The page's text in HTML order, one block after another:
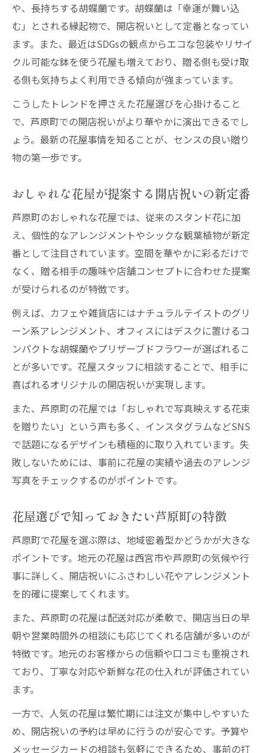
花屋の営業時間や定休日を事前に確認しよ
う
花屋の得意分野を活かした開店祝いの選択
肢
開店祝いの花屋選びで外せない地域性の工
夫
花屋の配達対応エリアを賢く利用する方法
信頼できる花屋で開店祝いを贈る極意
心感
花屋に相談して叶える開店祝いの最適解
花屋の提案力で差がつく開店祝いの選び方
花屋の信頼性が高まる口コミや評判の活用
術
開店祝いで花屋に依頼する際の注意点
開店祝いのマナーを花屋選びで押さえる
花屋選びから始める開店祝いマナーの基本
マナーを守る花屋のおすすめサービスとは
花屋が教える開店祝いでNGな花の選び方
花屋のアドバイスに学ぶ開店祝いのタブー
花屋が教える心に残る開店祝いの秘訣
花屋おすすめ開店祝いが心に響く理由
花屋が選ぶ印象的な開店祝いアレンジ例
花屋の工夫で開店祝いを特別な思い出に
花屋と相談して贈る心のこもった開店祝い
や、長持ちする胡蝶蘭です。胡蝶蘭は「幸運が舞い込
む」とされる縁起物で、開店祝いとして定番となってい
ます。また、最近はSDGsの観点からエコな包装やリサイ
クル可能な鉢を使う花屋も増えており、贈る側も受け取
る側も気持ちよく利用できる傾向が強まっています。
こうしたトレンドを押さえた花屋選びを心掛けること
で、芦原町での開店祝いがより華やかに演出できるでし
ょう。最新の花屋事情を知ることが、センスの良い贈り
物の第一歩です。
おしゃれな花屋が提案する開店祝いの新定番
芦原町のおしゃれな花屋では、従来のスタンド花に加
え、個性的なアレンジメントやシックな観葉植物が新定
番として注目されています。空間を華やかに彩るだけで
なく、贈る相手の趣味や店舗コンセプトに合わせた提案
が受けられるのが特徴です。
例えば、カフェや雑貨店にはナチュラルテイストのグリ
ーン系アレンジメント、オフィスにはデスクに置けるコ
ンパクトな胡蝶蘭やプリザーブドフラワーが選ばれるこ
とが多いです。花屋スタッフに相談することで、相手に
喜ばれるオリジナルの開店祝いが実現します。
また、芦原町の花屋では「おしゃれで写真映えする花束
を贈りたい」という声も多く、インスタグラムなどSNS
で話題になるデザインも積極的に取り入れています。失
敗しないためには、事前に花屋の実績や過去のアレンジ
写真をチェックするのがポイントです。
花屋選びで知っておきたい芦原町の特徴
芦原町で花屋を選ぶ際は、地域密着型かどうかが大きな
ポイントです。地元の花屋は西宮市や芦原町の気候や行
事に詳しく、開店祝いにふさわしい花やアレンジメント
を的確に提案してくれます。
また、芦原町の花屋は配送対応が柔軟で、開店当日の早
朝や営業時間外の相談にも応じてくれる店舗が多いのが
特徴です。地元のお客様からの信頼や口コミも重視され
ており、丁寧な対応や新鮮な花の仕入れが評価されてい
ます。
一方で、人気の花屋は繁忙期には注文が集中しやすいた
め、開店祝いの予約は早めに行うのが安心です。予算や
メッセージカードの相談も気軽にできるため、事前の打